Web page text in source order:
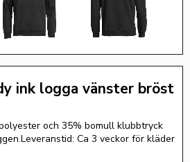
ink logga vänster bröst
och 35% bomull klubbtryck
Ca 3 veckor för kläder